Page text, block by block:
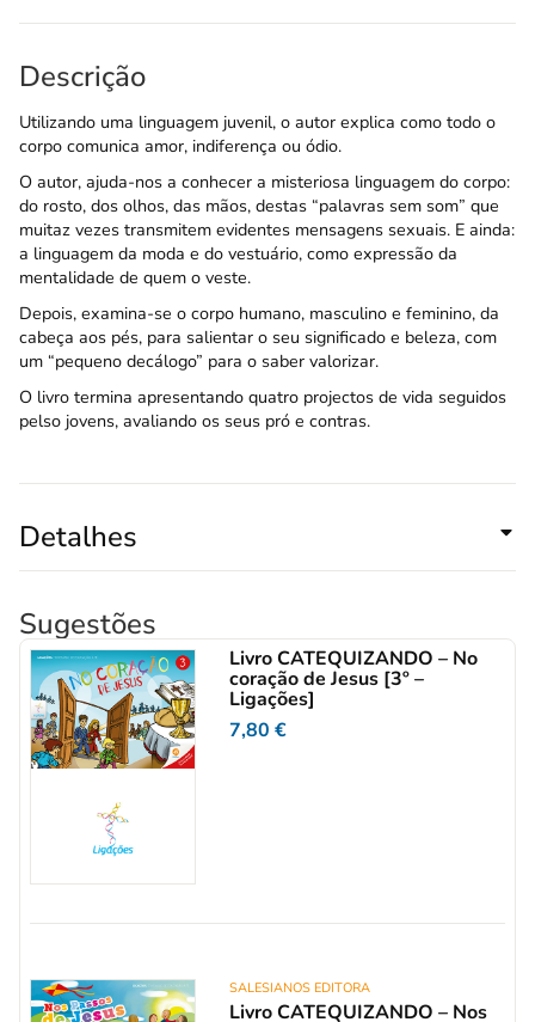
Descrição
Utilizando uma linguagem juvenil, o autor explica como todo o
corpo comunica amor, indiferença ou ódio.
O autor, ajuda-nos a conhecer a misteriosa linguagem do corpo:
do rosto, dos olhos, das mãos, destas “palavras sem som” que
muitaz vezes transmitem evidentes mensagens sexuais. E ainda:
a linguagem da moda e do vestuário, como expressão da
mentalidade de quem o veste.
Depois, examina-se o corpo humano, masculino e feminino, da
cabeça aos pés, para salientar o seu significado e beleza, com
um “pequeno decálogo” para o saber valorizar.
O livro termina apresentando quatro projectos de vida seguidos
pelso jovens, avaliando os seus pró e contras.
Detalhes
Sugestões
Livro CATEQUIZANDO – No
coração de Jesus [3º –
Ligações]
7,80€
SALESIANOS EDITORA
Livro CATEQUIZANDO – Nos